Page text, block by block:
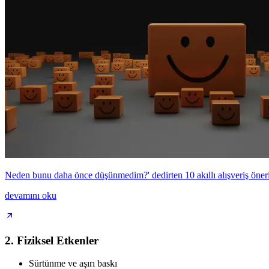
Neden bunu daha önce düşünmedim?' dedirten 10 akıllı alışveriş
devamını oku
2. Fiziksel Etkenler
Sürtünme ve aşırı baskı